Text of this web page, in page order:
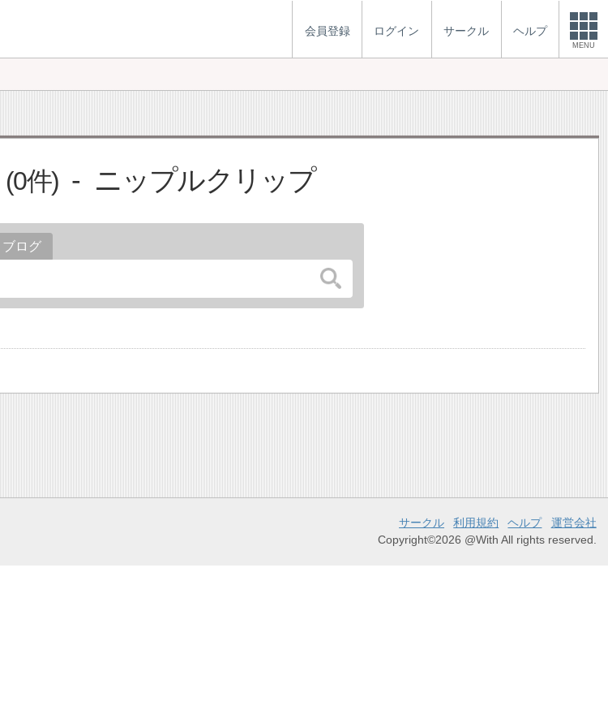
会員登録 ログイン サークル ヘルプ
MENU
0 ニップルクリップ
ブログ
サークル 利用規約 ヘルプ
運営会社
Copyright©2026 @With All rights reserved.